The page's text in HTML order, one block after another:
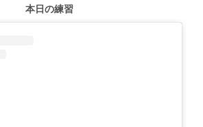
本日の練習